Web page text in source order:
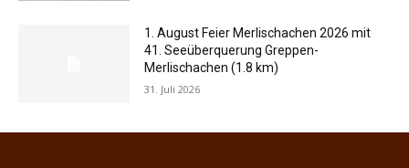
1. August Feier Merlischachen 2026 mit
41. Seeüberquerung Greppen-
Merlischachen (1.8 km)
31. Juli 2026